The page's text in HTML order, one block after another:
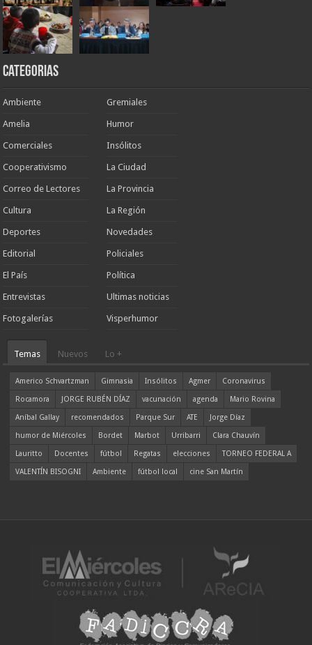
Categorias
Ambiente
Amelia
Comerciales
Cooperativismo
Correo de Lectores
Cultura
Deportes
Editorial
El País
Entrevistas
Fotogalerías
Gremiales
Humor
Insólitos
La Ciudad
La Provincia
La Región
Novedades
Policiales
Política
Ultimas noticias
Visperhumor
Temas Nuevos Lo +
Americo Schvartzman Gimnasia Insólitos Agmer
Coronavirus
Rocamora
JORGE RUBÉN DÍAZ vacunación agenda
Mario Rovina
Aníbal Gallay
recomendados Parque Sur ATE
Jorge Díaz
humor de Miércoles
Bordet Marbot Urribarri
Clara Chauvín
Lauritto
Docentes fútbol Regatas elecciones
TORNEO FEDERAL A
VALENTÍN BISOGNI
Ambiente fútbol local cine San Martín